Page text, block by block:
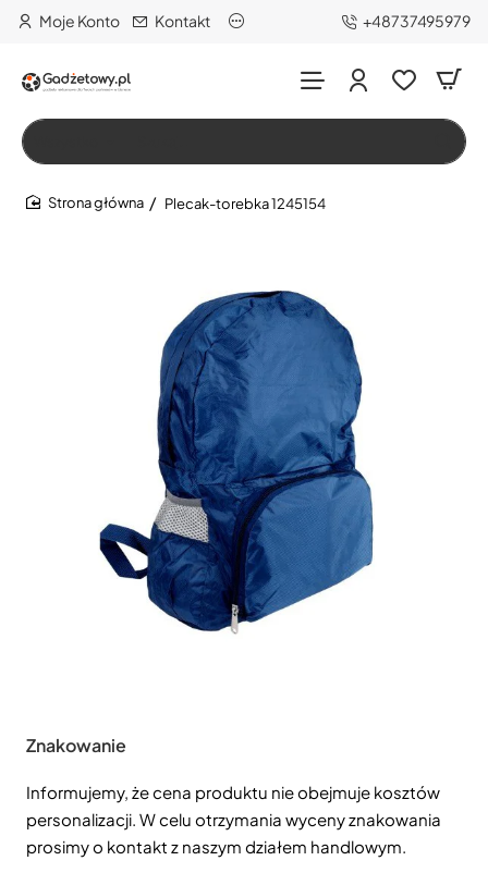
Moje Konto Kontakt +48737495979
Szukaj…
Plecak-torebka 1245154
Znakowanie
Informujemy, że cena produktu nie obejmuje kosztów
personalizacji. W celu otrzymania wyceny znakowania
prosimy o kontakt z naszym działem handlowym.